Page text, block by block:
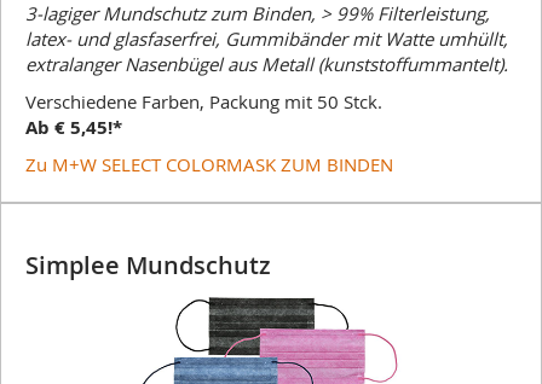
3-lagiger Mundschutz zum Binden, > 99% Filterleistung,
latex- und glasfaserfrei, Gummibänder mit Watte umhüllt,
extralanger Nasenbügel aus Metall (kunststoffummantelt).
Verschiedene Farben, Packung mit 50 Stck.
Ab € 5,45!*
Zu M+W SELECT COLORMASK ZUM BINDEN
Simplee Mundschutz